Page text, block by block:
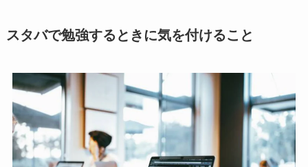
スタバで勉強するときに気を付けること